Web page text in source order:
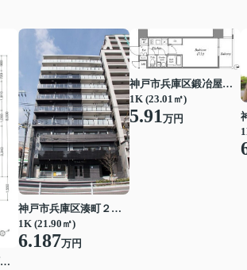
神戸市兵庫区西出町２丁目
神戸市兵庫区湊町２丁目
1K (21.90㎡)
6.187万円
神戸市兵庫区鍛冶屋町１丁目
1K (23.01㎡)
5.91万円